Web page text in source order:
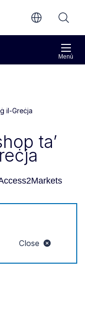
Menù
il-Greċja
ta’
Close